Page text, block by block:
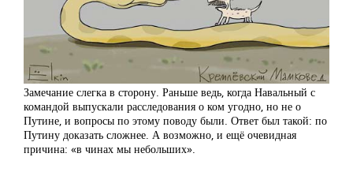
Замечание слегка в сторону. Раньше ведь, когда Навальный с
командой выпускали расследования о ком угодно, но не о
Путине, и вопросы по этому поводу были. Ответ был такой: по
Путину доказать сложнее. А возможно, и ещё очевидная
причина: «в чинах мы небольших».